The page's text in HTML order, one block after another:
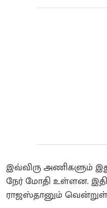
இவ்விரு அணிகளும்
நேர் மோதி உள்ளன.
ராஜஸ்தானும்